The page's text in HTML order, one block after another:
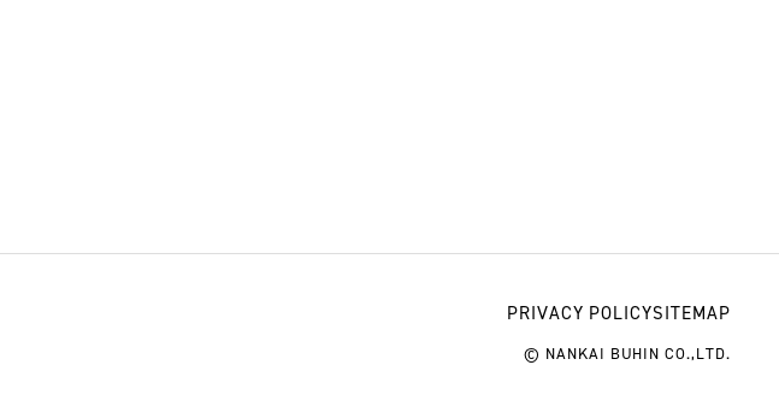
PRIVACY POLICYSITEMAP
© NANKAI BUHIN CO.,LTD.